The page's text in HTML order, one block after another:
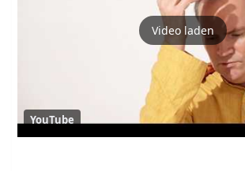
Video laden
YouTube